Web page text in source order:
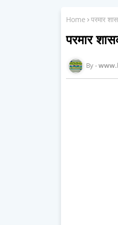
Home परमार
परमार